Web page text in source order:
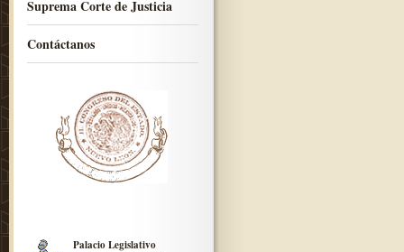
Suprema Corte de Justicia
Contáctanos
Palacio Legislativo